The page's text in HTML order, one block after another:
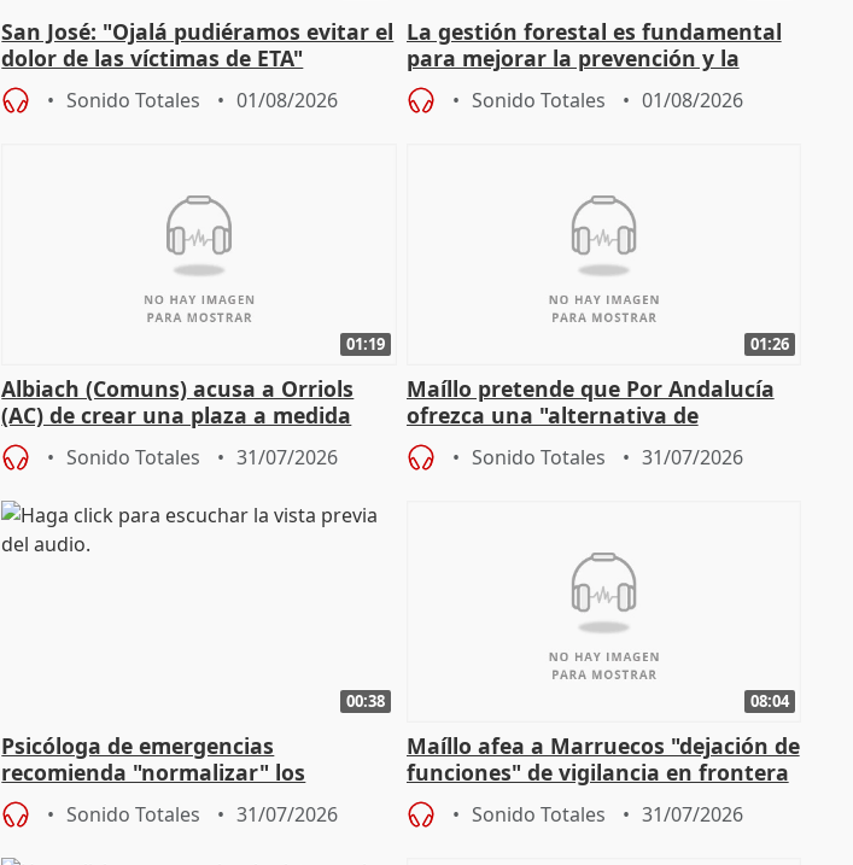
San José: "Ojalá pudiéramos evitar el
dolor de las víctimas de ETA"
Sonido Totales 01/08/2026
La gestión forestal es fundamental
para mejorar la prevención y la
actuación frente a incendios
Sonido Totales 01/08/2026
01:19
Albiach (Comuns) acusa a Orriols
(AC) de crear una plaza a medida
para su hija en Ripoll (Girona)
Sonido Totales 31/07/2026
01:26
Maíllo pretende que Por Andalucía
ofrezca una "alternativa de
gobierno" con su labor de oposición
Sonido Totales 31/07/2026
00:38
Psicóloga de emergencias
recomienda "normalizar" los
síntomas tras sufrir un incendio
Sonido Totales 31/07/2026
08:04
Maíllo afea a Marruecos "dejación de
funciones" de vigilancia en frontera
con Ceuta
Sonido Totales 31/07/2026